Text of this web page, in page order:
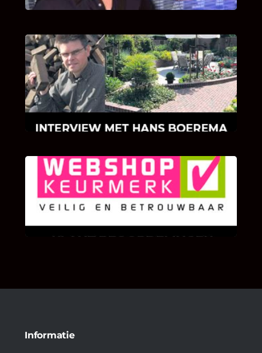
INTERVIEW MET HANS BOEREMA
Hoe Bricks and Stones ontstaan is en wat
Hans Boerema motiveert in de wereld van
klinkers en tegels!
KLANT BEOORDELINGEN
We zijn er zeer op gesteld om te weten wat u
als klant van ons en onze diensten vindt.
Informatie